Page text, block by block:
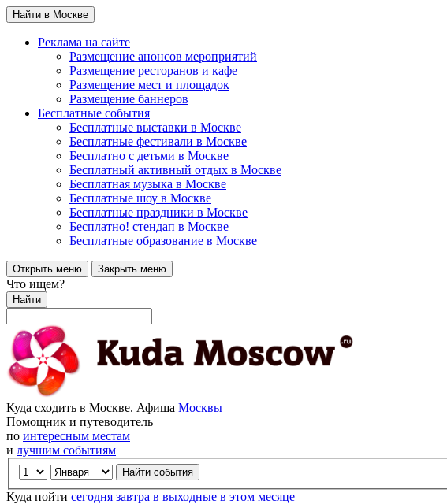
Найти в Москве
Реклама на сайте
Размещение анонсов мероприятий
Размещение ресторанов и кафе
Размещение мест и площадок
Размещение баннеров
Бесплатные события
Бесплатные выставки в Москве
Бесплатные фестивали в Москве
Бесплатно с детьми в Москве
Бесплатный активный отдых в Москве
Бесплатная музыка в Москве
Бесплатные шоу в Москве
Бесплатные праздники в Москве
Бесплатно! стендап в Москве
Бесплатные образование в Москве
Открыть меню Закрыть меню
Что ищем?
Найти
Куда сходить в Москве. Афиша Москвы
Помощник и путеводитель
по интересным местам
и лучшим событиям
Куда пойти сегодня завтра в выходные в этом месяце